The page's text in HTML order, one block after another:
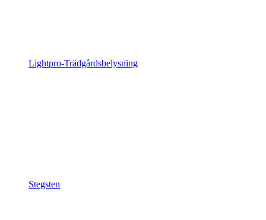
Lightpro-Trädgårdsbelysning
Stegsten